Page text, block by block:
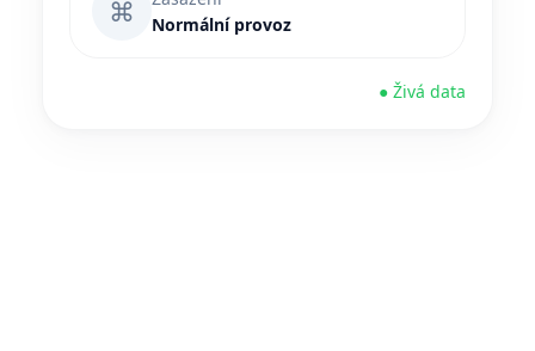
⌘
Normální provoz
● Živá data